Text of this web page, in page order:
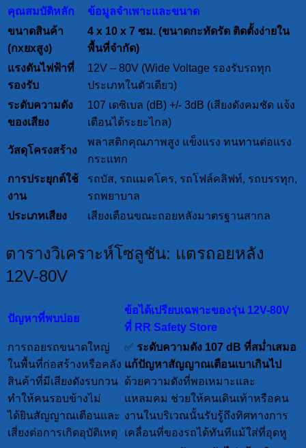
คุณสมบัติหลัก
ข้อมูลจำเพาะและขนาด
ขนาดสินค้า
(กxยxสูง)
4 x 10 x 7 ซม. (ขนาดกะทัดรัด ติดตั้งง่ายใน
พื้นที่จำกัด)
แรงดันไฟฟ้าที่
รองรับ
12V – 80V (Wide Voltage รองรับรถทุก
ประเภทในตัวเดียว)
ระดับความดัง
ของเสียง
107 เดซิเบล (dB) +/- 3dB (เสียงดังคมชัด แจ้ง
เตือนได้ระยะไกล)
วัสดุโครงสร้าง
พลาสติกคุณภาพสูง แข็งแรง ทนทานต่อแรง
กระแทก
การประยุกต์ใช้
งาน
รถบัส, รถแมคโคร, รถโฟล์คลิฟท์, รถบรรทุก,
รถพยาบาล
ประเภทเสียง
เสียงเตือนขณะถอยหลังมาตรฐานสากล
ตารางวิเคราะห์โซลูชัน: แตรถอยหลัง
12V-80V
ปัญหาที่พบบ่อย
ข้อได้เปรียบเฉพาะของรุ่น 12V-80V
ที่ RR Safety Store
การถอยรถขนาดใหญ่
ในพื้นที่ก่อสร้างหรือคลัง
สินค้าที่มีเสียงดังรบกวน
ทำให้คนรอบข้างไม่
ได้ยินสัญญาณเตือนและ
เสี่ยงต่อการเกิดอุบัติเหตุ
✅ ระดับความดัง 107 dB ที่สม่ำเสมอ
แก้ปัญหาสัญญาณเตือนเบาเกินไป
ด้วยความดังที่พอเหมาะและ
แหลมคม ช่วยให้คนเดินเท้าหรือคน
งานในบริเวณนั้นรับรู้ถึงทิศทางการ
เคลื่อนที่ของรถได้ทันทีแม้ใส่ที่อุดหู